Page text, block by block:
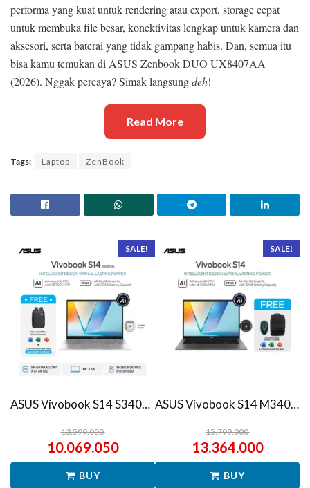
performa yang kuat untuk rendering atau export, storage cepat
untuk membuka file besar, konektivitas lengkap untuk kamera dan
aksesori, serta baterai yang tidak gampang habis. Dan, semua itu
bisa kamu temukan di ASUS Zenbook DUO UX8407AA
(2026). Nggak percaya? Simak langsungdeh!
Read More
Tags: Laptop ZenBook
SALE!
ASUS Vivobook S14 S3407QA – IPSP151M – Matte Gray
13.599.000
10.069.050
BUY
SALE!
ASUS Vivobook S14 M3407HA Ryzen 7 260 1TB SSD 16GB WUXGA IPS Win11+OHS
15.799.000
13.364.000
BUY